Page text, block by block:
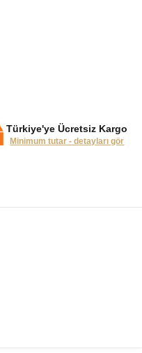
Türkiye'ye Ücretsiz Kargo
Minimum tutar - detayları gör